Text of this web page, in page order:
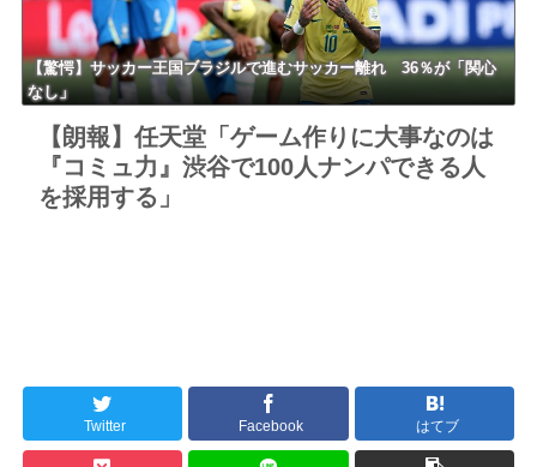
【驚愕】サッカー王国ブラジルで進むサッカー離れ 36％が「関心
なし」
【朗報】任天堂「ゲーム作りに大事なのは
『コミュ力』渋谷で100人ナンパできる人
を採用する」
Twitter Facebook はてブ